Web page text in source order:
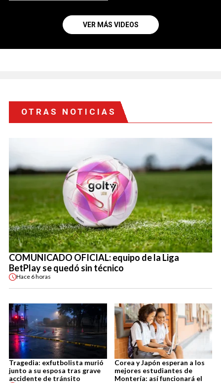
VER MÁS VIDEOS
OTRAS NOTICIAS
COMUNICADO OFICIAL: equipo de la Liga
BetPlay se quedó sin técnico
Hace 6 horas
Tragedia: exfutbolista murió
junto a su esposa tras grave
accidente de tránsito
Corea y Japón esperan a los
mejores estudiantes de
Montería: así funcionará el